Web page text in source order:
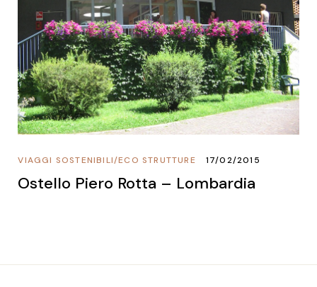
ECO STRUTTURE
/
VIAGGI SOSTENIBILI 17/02/2015
Ostello Piero Rotta – Lombardia